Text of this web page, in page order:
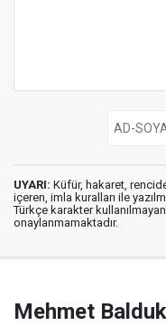
UYARI: Küfür, hakaret,
içeren, imla kuralları ile
Türkçe karakter
onaylanmamaktadır.
Mehmet